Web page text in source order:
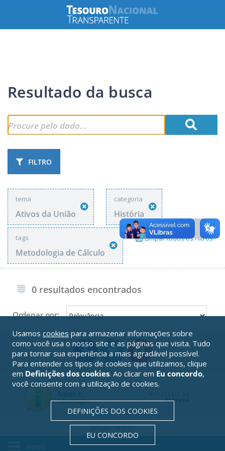
Resultado da busca
FILTRO
tema
Ativos da União
categoria
História
tags
Metodologia de Cálculo
Limpar todos os Filtros
0 resultados encontrados
Ordenar por:
SoluçãoSerpro
Usamos cookies para armazenar informações sobre
como você usa o nosso site e as páginas que visita. Tudo
para tornar sua experiência a mais agradável possível.
Para entender os tipos de cookies que utilizamos, clique
em Definições dos cookies. Ao clicar em Eu concordo,
você consente com a utilização de cookies.
DEFINIÇÕES DOS COOKIES
EU CONCORDO